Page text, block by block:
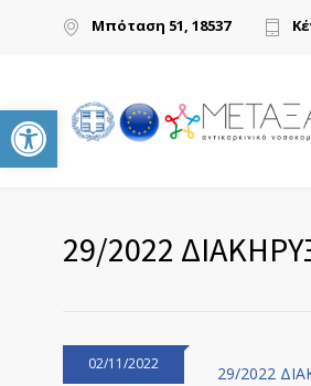
Ανοίξτε τη γραμμή εργαλείων
Μπόταση 51, 18537
29/2022
02/11/2022 29/2022